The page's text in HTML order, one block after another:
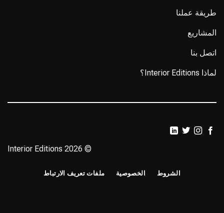
طريقة عملنا
المشاريع
اتصل بنا
لماذا Interior Editions؟
© 2026 Interior Editions
الشروط الخصوصية ملفات تعريف الارتباط